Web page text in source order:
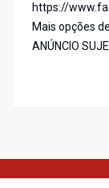
https://
Mais opções
ANÚNCIO